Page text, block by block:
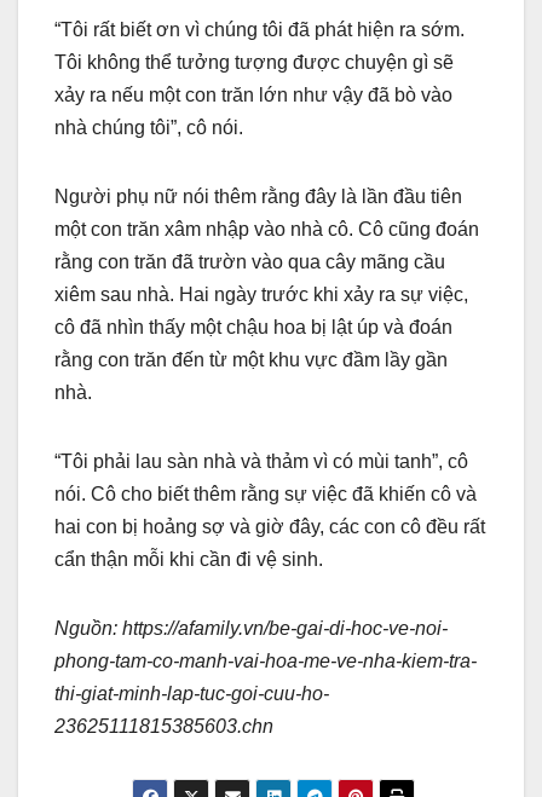
“Tôi rất biết ơn vì chúng tôi đã phát hiện ra sớm.
Tôi không thể tưởng tượng được chuyện gì sẽ
xảy ra nếu một con trăn lớn như vậy đã bò vào
nhà chúng tôi”, cô nói.
Người phụ nữ nói thêm rằng đây là lần đầu tiên
một con trăn xâm nhập vào nhà cô. Cô cũng đoán
rằng con trăn đã trườn vào qua cây mãng cầu
xiêm sau nhà. Hai ngày trước khi xảy ra sự việc,
cô đã nhìn thấy một chậu hoa bị lật úp và đoán
rằng con trăn đến từ một khu vực đầm lầy gần
nhà.
“Tôi phải lau sàn nhà và thảm vì có mùi tanh”, cô
nói. Cô cho biết thêm rằng sự việc đã khiến cô và
hai con bị hoảng sợ và giờ đây, các con cô đều rất
cẩn thận mỗi khi cần đi vệ sinh.
Nguồn: https://afamily.vn/be-gai-di-hoc-ve-noi-
phong-tam-co-manh-vai-hoa-me-ve-nha-kiem-tra-
thi-giat-minh-lap-tuc-goi-cuu-ho-
23625111815385603.chn